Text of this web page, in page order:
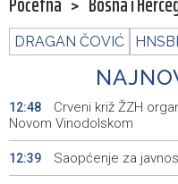
DRAGAN ČOVIĆ
12:48
Crveni križ ŽZH
Novom Vinodolskom
12:39 Saopćenje za